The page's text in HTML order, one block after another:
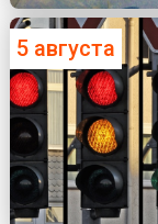
5 августа